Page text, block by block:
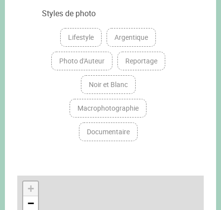
Styles de photo
Lifestyle Argentique
Photo d'Auteur Reportage
Noir et Blanc
Macrophotographie
Documentaire
+
−